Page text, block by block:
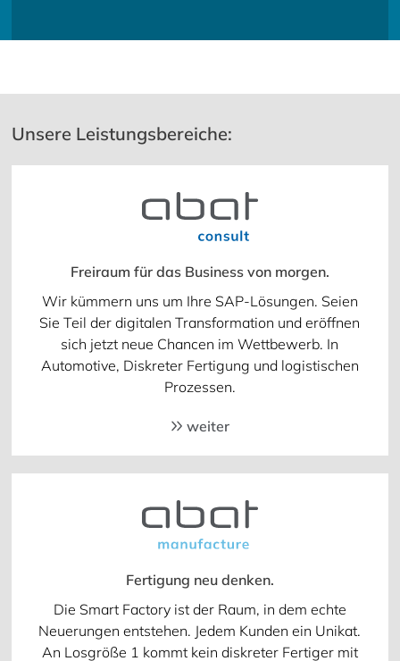
Unsere Leistungsbereiche:
Freiraum für das Business von morgen.
Wir kümmern uns um Ihre SAP-Lösungen. Seien
Sie Teil der digitalen Transformation und eröffnen
sich jetzt neue Chancen im Wettbewerb. In
Automotive, Diskreter Fertigung und logistischen
Prozessen.
weiter
Fertigung neu denken.
Die Smart Factory ist der Raum, in dem echte
Neuerungen entstehen. Jedem Kunden ein Unikat.
An Losgröße 1 kommt kein diskreter Fertiger mit